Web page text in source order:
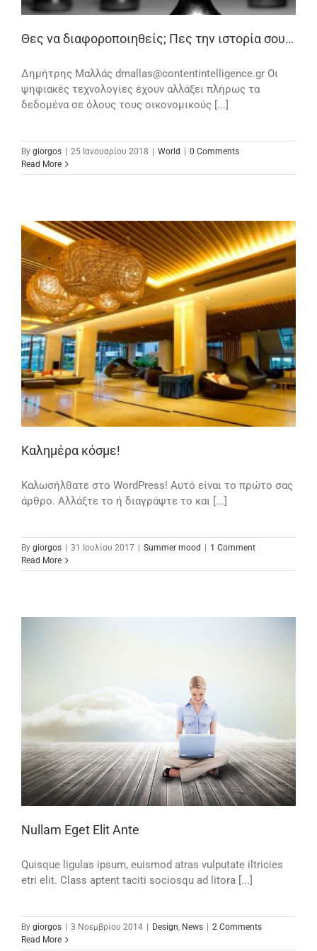
Θες να διαφοροποιηθείς; Πες την ιστορία σου…
Δημήτρης Μαλλάς dmallas@contentintelligence.gr Οι
ψηφιακές τεχνολογίες έχουν αλλάξει πλήρως τα
δεδομένα σε όλους τους οικονομικούς [...]
By giorgos 25 Ιανουαρίου 2018 World
0 Comments
Read More
Καλημέρα κόσμε!
Καλωσήλθατε στο WordPress! Αυτό είναι το πρώτο σας
άρθρο. Αλλάξτε το ή διαγράψτε το και [...]
By giorgos 31 Ιουλίου 2017 Summer mood
1 Comment
Read More
Nullam Eget Elit Ante
Quisque ligulas ipsum, euismod atras vulputate iltricies
etri elit. Class aptent taciti sociosqu ad litora [...]
By giorgos | 3 Νοεμβρίου 2014 | Design News | 2 Comments
Read More